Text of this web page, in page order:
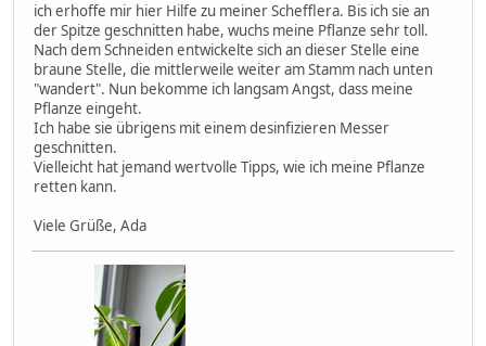
ich erhoffe mir hier Hilfe zu meiner Schefflera. Bis ich sie an
der Spitze geschnitten habe, wuchs meine Pflanze sehr toll.
Nach dem Schneiden entwickelte sich an dieser Stelle eine
braune Stelle, die mittlerweile weiter am Stamm nach unten
"wandert". Nun bekomme ich langsam Angst, dass meine
Pflanze eingeht.
Ich habe sie übrigens mit einem desinfizieren Messer
geschnitten.
Vielleicht hat jemand wertvolle Tipps, wie ich meine Pflanze
retten kann.
Viele Grüße, Ada